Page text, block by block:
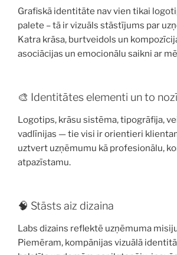
Grafiskā identitāte nav vien tikai
palete – tā ir vizuāls stāstījums par
Katra krāsa, burtveidols un
asociācijas un emocionālu saikni ar
🎨 Identitātes elementi un to
Logotips, krāsu sistēma, tipogrāfija,
vadlīnijas — tie visi ir orientieri
uztvert uzņēmumu kā profesionālu,
atpazīstamu.
🧠 Stāsts aiz dizaina
Labs dizains reflektē uzņēmuma
Piemēram, kompānijas vizuālā